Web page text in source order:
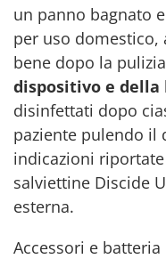
un panno bagnato
per uso domestico,
bene dopo la
dispositivo e
disinfettati dopo
paziente pulendo il
indicazioni
salviettine Discide
esterna.
Accessori e